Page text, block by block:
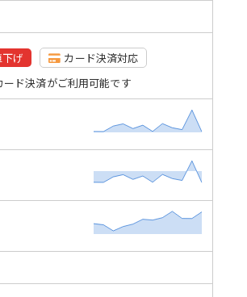
げ
カード決済対応
ド決済がご利用可能です